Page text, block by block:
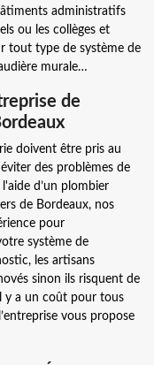
administratifs
ou les collèges et
tout type de système de
murale…
de
doivent être pris au
des problèmes de
d’un plombier
de Bordeaux, nos
pour
système de
les artisans
sinon ils risquent de
y a un coût pour tous
vous propose